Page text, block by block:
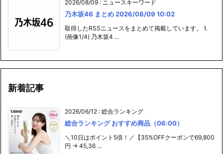
2026/08/09 : ニュースキーワード
乃木坂46 まとめ 2026/08/09 10:02
取得したRSSニュースをまとめて掲載しています。 1.
(画像1/4) 乃木坂4 ...
新着記事
2026/06/12 : 総合ランキング
総合ランキング おすすめ商品（06:00）
＼10日はポイント5倍！／【35%OFFクーポンで69,800
円 → 45,36 ...